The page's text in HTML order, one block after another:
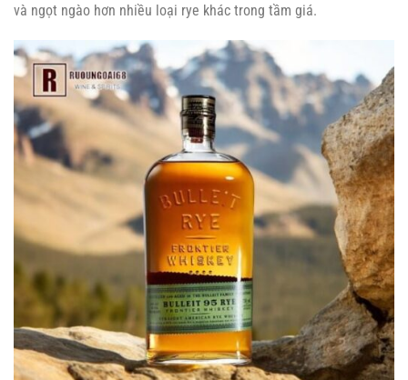
và ngọt ngào hơn nhiều loại rye khác trong tầm giá.